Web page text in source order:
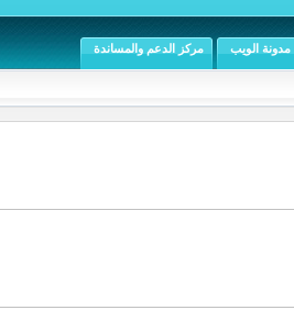
مدونة الويب مركز الدعم والمساندة